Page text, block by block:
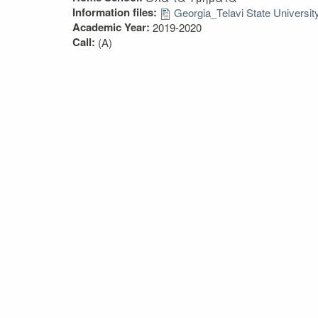
Information files: Georgia_Telavi State
Academic Year: 2019-2020
Call: (A)